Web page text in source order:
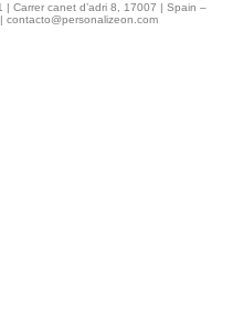
Carrer canet d’adri 8, 17007 | Spain –